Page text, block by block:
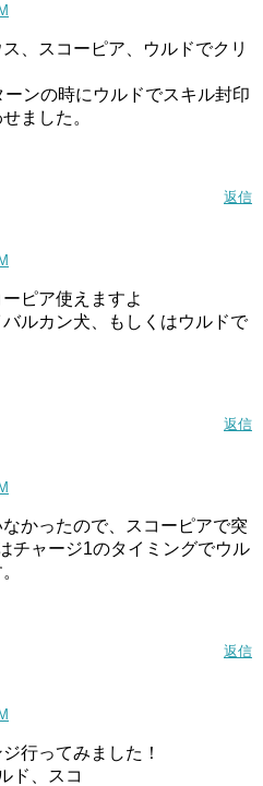
、スコーピア、ウルドでクリ
ンの時にウルドでスキル封印
ました。
返信
ピア使えますよ
ルカン犬、もしくはウルドで
返信
かったので、スコーピアで突
チャージ1のタイミングでウル
返信
行ってみました！
ド、スコ